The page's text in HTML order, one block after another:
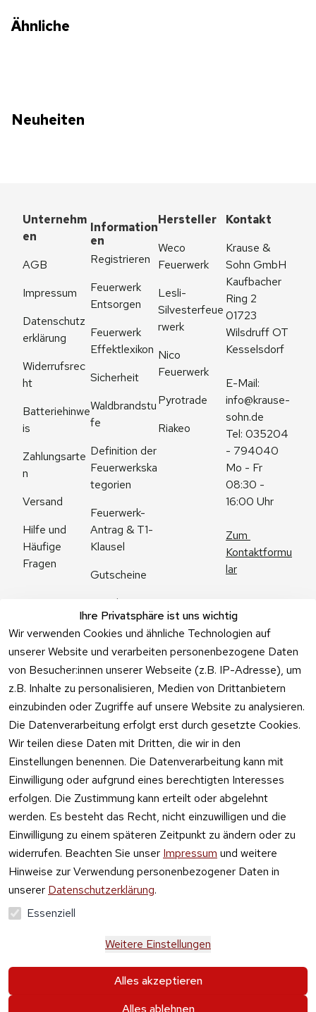
Ähnliche
Neuheiten
Ihre Privatsphäre ist uns wichtig
Wir verwenden Cookies und ähnliche Technologien auf
unserer Website und verarbeiten personenbezogene Daten
von Besucher:innen unserer Webseite (z.B. IP-Adresse), um
z.B. Inhalte zu personalisieren, Medien von Drittanbietern
einzubinden oder Zugriffe auf unsere Website zu analysieren.
Die Datenverarbeitung erfolgt erst durch gesetzte Cookies.
Wir teilen diese Daten mit Dritten, die wir in den
Einstellungen benennen. Die Datenverarbeitung kann mit
Einwilligung oder aufgrund eines berechtigten Interesses
erfolgen. Die Zustimmung kann erteilt oder abgelehnt
werden. Es besteht das Recht, nicht einzuwilligen und die
Einwilligung zu einem späteren Zeitpunkt zu ändern oder zu
widerrufen. Beachten Sie unser Impressum und weitere
Hinweise zur Verwendung personenbezogener Daten in
unserer Datenschutzerklärung.
Essenziell
Weitere Einstellungen
Alles akzeptieren
Alles ablehnen
Unternehm
en
AGB
Impressum
Datenschutz
erklärung
Widerrufsrec
ht
Batteriehinwe
is
Zahlungsarte
n
Versand
Hilfe und
Häufige
Fragen
Information
en
Registrieren
Feuerwerk
Entsorgen
Feuerwerk
Effektlexikon
Sicherheit
Waldbrandstu
fe
Definition der
Feuerwerkska
tegorien
Feuerwerk-
Antrag & T1-
Klausel
Gutscheine
Angebote
Feuerwerk
Online kaufen
Hersteller
Weco
Feuerwerk
Lesli-
Silvesterfeue
rwerk
Nico
Feuerwerk
Pyrotrade
Riakeo
Kontakt
Krause &
Sohn GmbH
Kaufbacher
Ring 2
01723
Wilsdruff OT
Kesselsdorf
info@krause-
sohn.de
Tel: 035204
- 794040
Mo - Fr
08:30 -
16:00 Uhr
Zum
Kontaktformu
lar
Vertrag
widerrufen
Alle Preise verstehen sich inkl. der gesetzlichen